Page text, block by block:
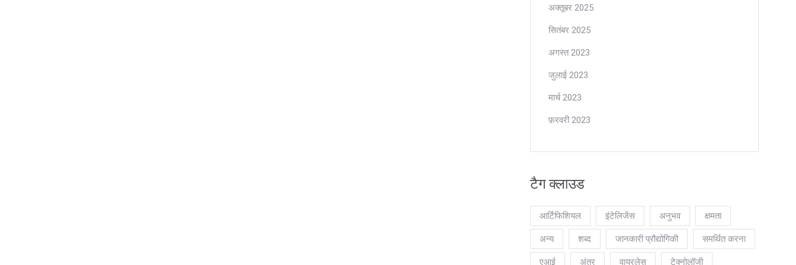
अक्तूबर 2025
सितंबर 2025
अगस्त 2023
जुलाई 2023
मार्च 2023
फ़रवरी 2023
टैग क्लाउड
आर्टिफिशियल इंटेलिजेंस अनुभव क्षमता
अन्य शब्द जानकारी प्रौद्योगिकी समर्थित करना
एआई अंतर वायरलेस टेक्नोलॉजी